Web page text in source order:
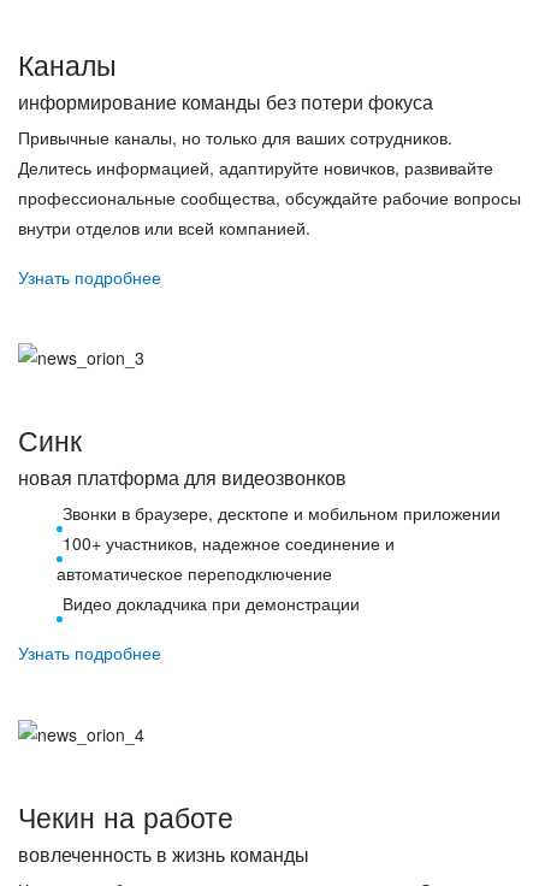
Каналы
информирование команды без потери фокуса
Привычные каналы, но только для ваших сотрудников.
Делитесь информацией, адаптируйте новичков, развивайте
профессиональные сообщества, обсуждайте рабочие вопросы
внутри отделов или всей компанией.
Узнать подробнее
Синк
новая платформа для видеозвонков
Звонки в браузере, десктопе и мобильном приложении
100+ участников, надежное соединение и
автоматическое переподключение
Видео докладчика при демонстрации
Узнать подробнее
Чекин на работе
вовлеченность в жизнь команды